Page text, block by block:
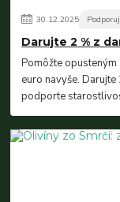
30.12.2025
Darujte 2 % z
Pomôžte
euro navyše.
podporte